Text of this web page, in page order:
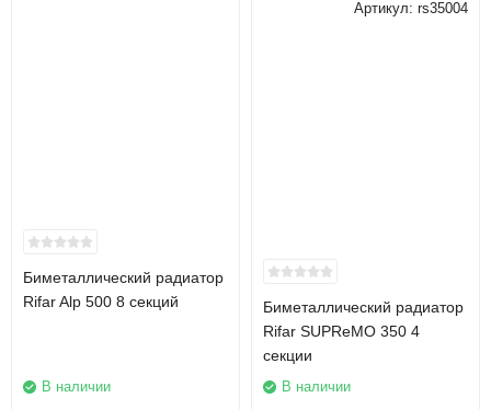
Биметаллический радиатор
Rifar Alp 500 8 секций
В наличии
Артикул: rs35004
Биметаллический радиатор
Rifar SUPReMO 350 4
секции
В наличии